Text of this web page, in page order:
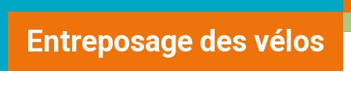
Entreposage des vélos